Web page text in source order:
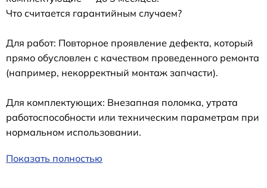
Что считается гарантийным случаем?
Для работ: Повторное проявление дефекта, который
прямо обусловлен с качеством проведенного ремонта
(например, некорректный монтаж запчасти).
Для комплектующих: Внезапная поломка, утрата
работоспособности или техническим параметрам при
нормальном использовании.
Показать полностью